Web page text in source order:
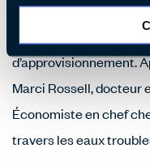
l’économie est peut-
grandissante et aux
d’approvisionnement.
Marci Rossell, docteur
Économiste en chef
travers les eaux